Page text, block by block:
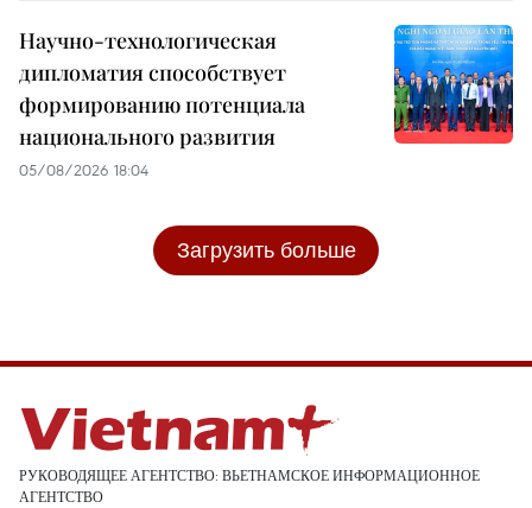
Научно-технологическая
дипломатия способствует
формированию потенциала
национального развития
05/08/2026 18:04
Загрузить больше
РУКОВОДЯЩЕЕ АГЕНТСТВО: ВЬЕТНАМСКОЕ ИНФОРМАЦИОННОЕ
АГЕНТСТВО